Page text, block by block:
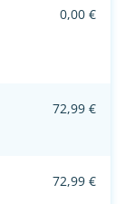
0,00 €
72,99 €
72,99 €